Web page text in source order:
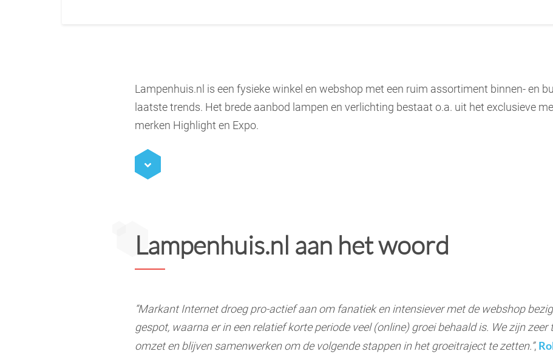
Lampenhuis.nl is een fysieke winkel en webshop met een ruim assortiment binnen- en
laatste trends. Het brede aanbod lampen en verlichting bestaat o.a. uit het exclusieve
merken Highlight en Expo.
Lampenhuis.nl aan het woord
“Markant Internet droeg pro-actief aan om fanatiek en intensiever met de webshop
gespot, waarna er in een relatief korte periode veel (online) groei behaald is. We zijn
omzet en blijven samenwerken om de volgende stappen in het groeitraject te zetten.”,